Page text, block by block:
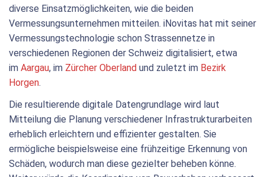
diverse Einsatzmöglichkeiten, wie die beiden
Vermessungsunternehmen mitteilen. iNovitas hat mit seiner
Vermessungstechnologie schon Strassennetze in
verschiedenen Regionen der Schweiz digitalisiert, etwa
im Aargau, im Zürcher Oberland und zuletzt im Bezirk
Horgen.
Die resultierende digitale Datengrundlage wird laut
Mitteilung die Planung verschiedener Infrastrukturarbeiten
erheblich erleichtern und effizienter gestalten. Sie
ermögliche beispielsweise eine frühzeitige Erkennung von
Schäden, wodurch man diese gezielter beheben könne.